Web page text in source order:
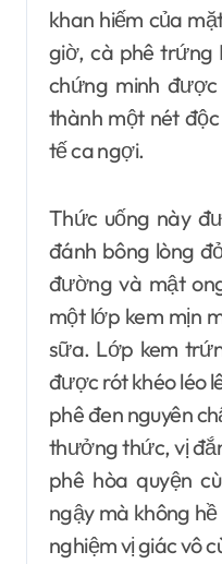
khan hiếm của
giờ, cà phê trứng
chứng minh
thành một nét
tế ca ngợi.
Thức uống này
đánh bông lòng
đường và mật
một lớp kem mịn
sữa. Lớp kem
được rót khéo léo
phê đen nguyên
thưởng thức, vị
phê hòa quyện
ngậy mà không
nghiệm vị giác vô